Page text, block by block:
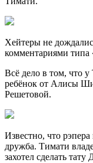
Хейтеры не
комментариями типа
Всё дело в том, что
ребёнок от Алисы
Решетовой.
Известно, что рэпера
дружба. Тимати
захотел сделать тату